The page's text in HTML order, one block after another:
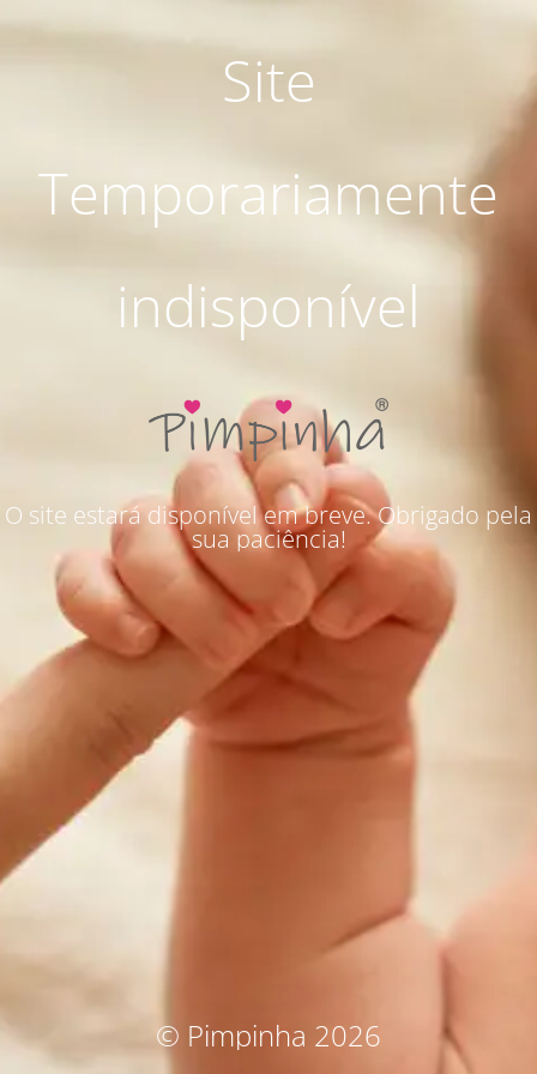
Site
Temporariamente
indisponível
O site estará disponível em breve. Obrigado pela
sua paciência!
© Pimpinha 2026